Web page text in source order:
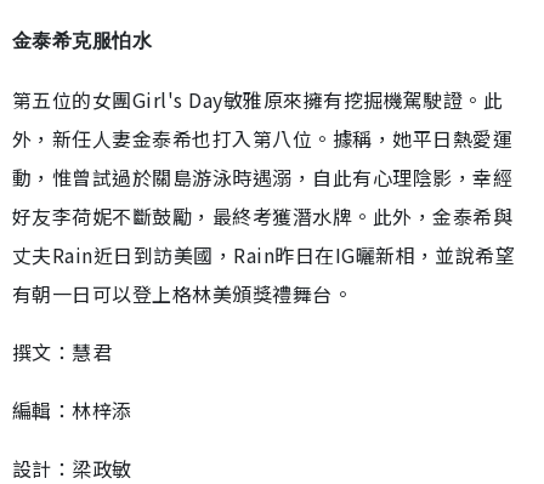
金泰希克服怕水
第五位的女團Girl's Day敏雅原來擁有挖掘機駕駛證。此
外，新任人妻金泰希也打入第八位。據稱，她平日熱愛運
動，惟曾試過於關島游泳時遇溺，自此有心理陰影，幸經
好友李荷妮不斷鼓勵，最終考獲潛水牌。此外，金泰希與
丈夫Rain近日到訪美國，Rain昨日在IG曬新相，並說希望
有朝一日可以登上格林美頒獎禮舞台。
撰文：慧君
編輯：林梓添
設計：梁政敏